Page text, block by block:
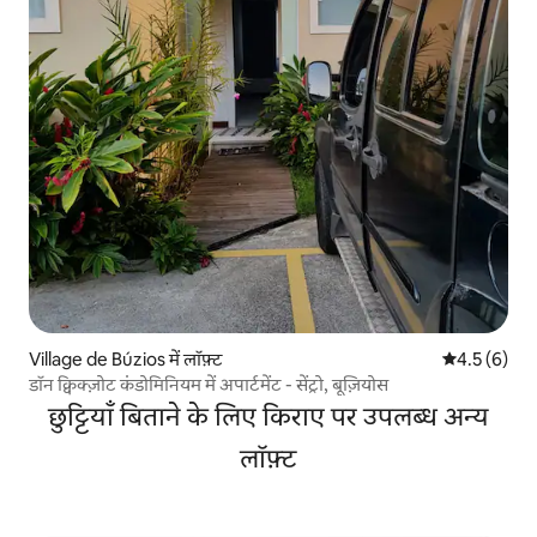
Village de Búzios में लॉफ़्ट औसत रेटिंग 5
4.5 (6)
डॉन क्विक्ज़ोट कंडोमिनियम में अपार्टमेंट - सेंट्रो, बूज़ियोस
छुट्टियाँ बिताने के लिए किराए पर उपलब्ध अन्य
लॉफ़्ट